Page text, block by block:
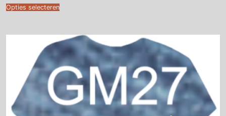
€15.95
Opties selecteren